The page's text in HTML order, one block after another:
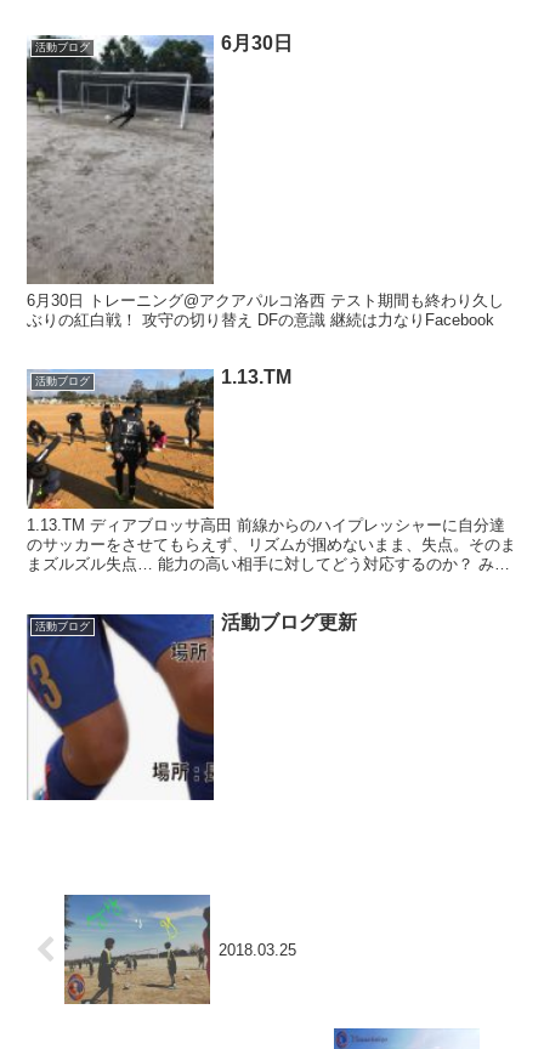
活動ブログ 6月30日
6月30日 トレーニング@アクアパルコ洛西 テスト期間も終わり久し
ぶりの紅白戦！ 攻守の切り替え DFの意識 継続は力なりFacebook
活動ブログ 1.13.TM
1.13.TM ディアブロッサ高田 前線からのハイプレッシャーに自分達
のサッカーをさせてもらえず、リズムが掴めないまま、失点。そのま
まズルズル失点… 能力の高い相手に対してどう対応するのか？ みん
活動ブログ 活動ブログ更新
2018.03.25